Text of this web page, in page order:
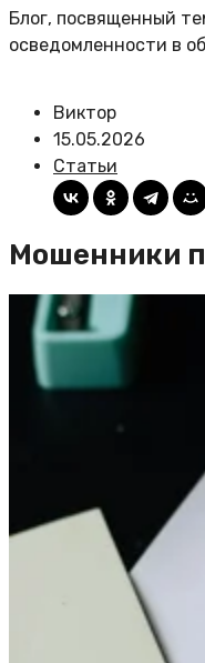
Блог, посвященный
осведомленности в
Виктор
15.05.2026
Статьи
Мошенники